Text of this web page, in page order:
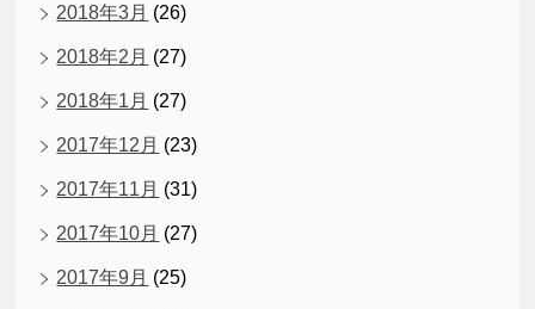
2018年3月 (26)
2018年2月 (27)
2018年1月 (27)
2017年12月 (23)
2017年11月 (31)
2017年10月 (27)
2017年9月 (25)